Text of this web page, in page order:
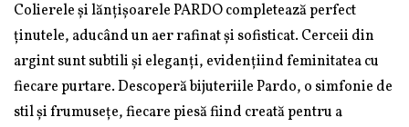
Colierele și lănțișoarele PARDO completează perfect
ținutele, aducând un aer rafinat și sofisticat. Cerceii din
argint sunt subtili și eleganți, evidențiind feminitatea cu
fiecare purtare. Descoperă bijuteriile Pardo, o simfonie de
stil și frumusețe, fiecare piesă fiind creată pentru a